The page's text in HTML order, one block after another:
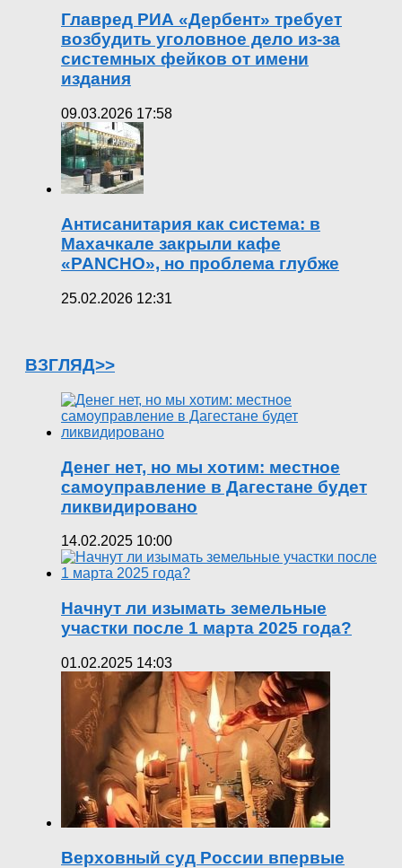
Главред РИА «Дербент» требует
возбудить уголовное дело из-за
системных фейков от имени
издания
09.03.2026 17:58
Антисанитария как система: в
Махачкале закрыли кафе
«PANCHO», но проблема глубже
25.02.2026 12:31
ВЗГЛЯД>>
Денег нет, но мы хотим: местное
самоуправление в Дагестане будет
ликвидировано
14.02.2025 10:00
Начнут ли изымать земельные
участки после 1 марта 2025 года?
01.02.2025 14:03
Верховный суд России впервые